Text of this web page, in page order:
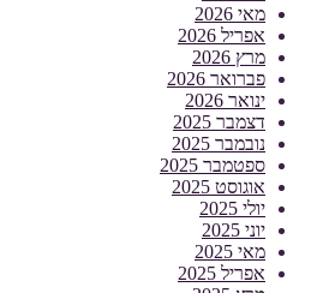
מאי 2026
אפריל 2026
מרץ 2026
פברואר 2026
ינואר 2026
דצמבר 2025
נובמבר 2025
ספטמבר 2025
אוגוסט 2025
יולי 2025
יוני 2025
מאי 2025
אפריל 2025